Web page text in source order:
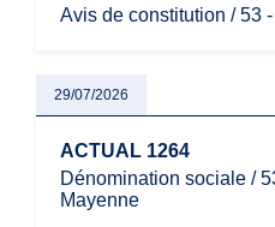
Avis de constitution / 53
29/07/2026
ACTUAL 1264
Dénomination sociale /
Mayenne